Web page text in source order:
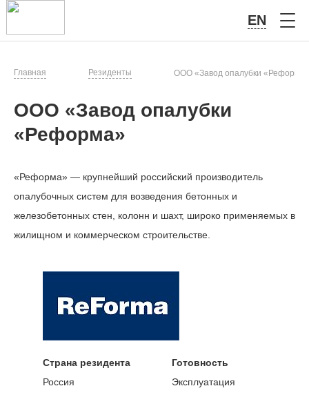
EN
Главная Резиденты ООО «Завод опалубки «Реформа»
ООО «Завод опалубки
«Реформа»
«Реформа» — крупнейший российский производитель
опалубочных систем для возведения бетонных и
железобетонных стен, колонн и шахт, широко применяемых в
жилищном и коммерческом строительстве.
Страна резидента
Россия
Готовность
Эксплуатация